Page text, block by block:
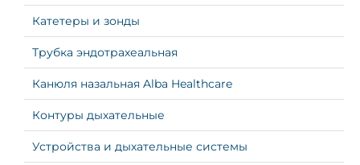
Катетеры и зонды
Трубка эндотрахеальная
Канюля назальная Alba Healthcare
Контуры дыхательные
Устройства и дыхательные системы